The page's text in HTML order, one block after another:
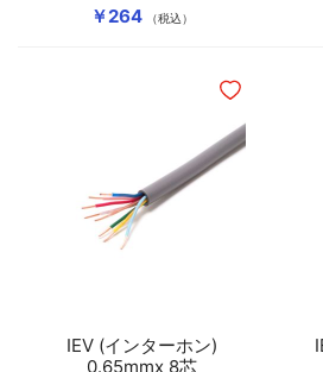
￥264 （税込）
IEV (インターホン)
0.65mmx 8芯
ほしいものリ